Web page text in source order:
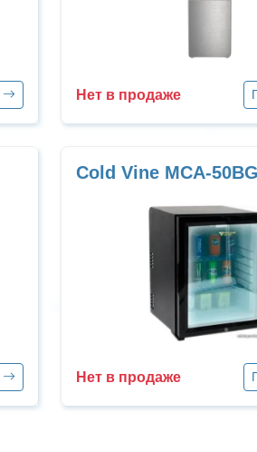
Нет в продаже
Cold Vine MCA-50BG
Нет в продаже